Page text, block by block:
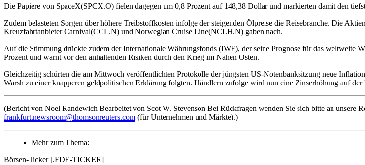
Die Papiere von SpaceX(SPCX.O) fielen dagegen um 0,8 Prozent auf 148,38 Dollar und markierten damit den
Zudem belasteten Sorgen über höhere Treibstoffkosten infolge der steigenden Ölpreise die Reisebranche. Die
Kreuzfahrtanbieter Carnival(CCL.N) und Norwegian Cruise Line(NCLH.N) gaben nach.
Auf die Stimmung drückte zudem der Internationale Währungsfonds (IWF), der seine Prognose für das weltweite
Prozent und warnt vor den anhaltenden Risiken durch den Krieg im Nahen Osten.
Gleichzeitig schürten die am Mittwoch veröffentlichten Protokolle der jüngsten US-Notenbanksitzung neue
Warsh zu einer knapperen geldpolitischen Erklärung folgten. Händlern zufolge wird nun eine Zinserhöhung auf
(Bericht von Noel Randewich Bearbeitet von Scot W. Stevenson Bei Rückfragen wenden Sie sich bitte an unsere
frankfurt.newsroom@thomsonreuters.com (für Unternehmen und Märkte).)
Mehr zum Thema:
Börsen-Ticker [.FDE-TICKER]